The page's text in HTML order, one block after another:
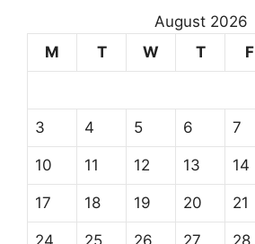
August 2026
M
T W T F
3 4 5 6 7
10 11 12 13 14
17 18 19 20 21